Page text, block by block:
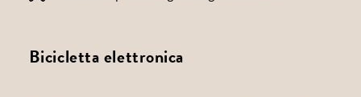
Bicicletta elettronica